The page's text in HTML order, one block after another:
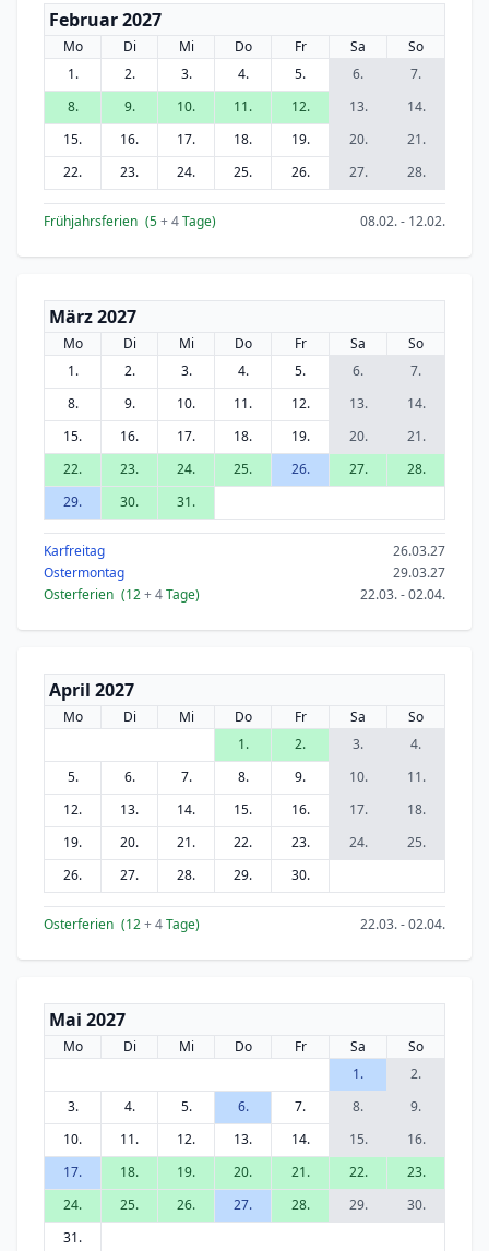
Februar 2027
Mo Di Mi Do Fr Sa
So
1.
2. 3. 4. 5. 6.
7.
8.
9. 10. 11. 12. 13.
14.
15.
16. 17. 18. 19. 20.
21.
22.
23. 24. 25. 26. 27. 28.
Frühjahrsferien (5+ 4Tage) 08.02. - 12.02.
März 2027
Mo Di Mi Do Fr Sa
So
1.
2. 3. 4. 5. 6.
7.
8.
9. 10. 11. 12. 13.
14.
15.
16. 17. 18. 19. 20.
21.
22.
23. 24. 25. 26. 27.
28.
29.
30. 31.
Karfreitag
26.03.27
Ostermontag
29.03.27
Osterferien (12+ 4Tage) 22.03. - 02.04.
April 2027
Mo Di Mi Do Fr Sa
So
1.
2. 3.
4.
5.
6. 7. 8. 9. 10.
11.
12.
13. 14. 15. 16. 17.
18.
19.
20. 21. 22. 23. 24.
25.
26.
27. 28. 29. 30.
Osterferien (12+ 4Tage) 22.03. - 02.04.
Mai 2027
Mo Di Mi Do Fr Sa
So
1.
2.
3.
4. 5. 6. 7. 8.
9.
10.
11. 12. 13. 14. 15.
16.
17.
18. 19. 20. 21. 22.
23.
24.
25. 26. 27. 28. 29.
30.
31.